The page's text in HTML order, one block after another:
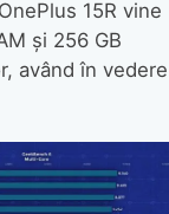
15R vine
și 256 GB
având în vedere